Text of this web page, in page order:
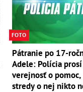
FOTO
Pátranie po 17-
Adele: Polícia prosí
verejnosť o pomoc,
stredy o nej nikto